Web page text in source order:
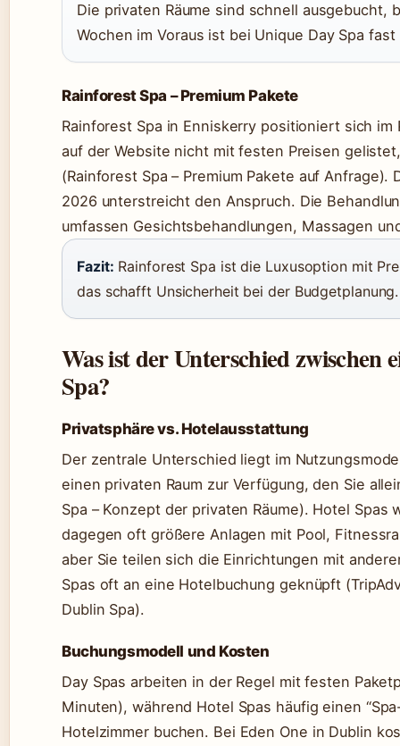
Die privaten Räume sind schnell ausgebucht,
Wochen im Voraus ist bei Unique Day Spa
Rainforest Spa – Premium Pakete
Rainforest Spa in Enniskerry positioniert sich
auf der Website nicht mit festen Preisen
(Rainforest Spa – Premium Pakete auf
2026 unterstreicht den Anspruch. Die
umfassen Gesichtsbehandlungen, Massagen
Fazit: Rainforest Spa ist die Luxusoption mit
das schafft Unsicherheit bei der Budgetplanung.
Was ist der Unterschied zwischen
Spa?
Privatsphäre vs. Hotelausstattung
Der zentrale Unterschied liegt im
einen privaten Raum zur Verfügung, den Sie
Spa – Konzept der privaten Räume). Hotel
dagegen oft größere Anlagen mit Pool,
aber Sie teilen sich die Einrichtungen mit
Spas oft an eine Hotelbuchung geknüpft
Dublin Spa).
Buchungsmodell und Kosten
Day Spas arbeiten in der Regel mit festen
Minuten), während Hotel Spas häufig einen
Hotelzimmer buchen. Bei Eden One in Dublin